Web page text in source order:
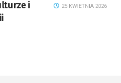
i
25 KWIETNIA 2026